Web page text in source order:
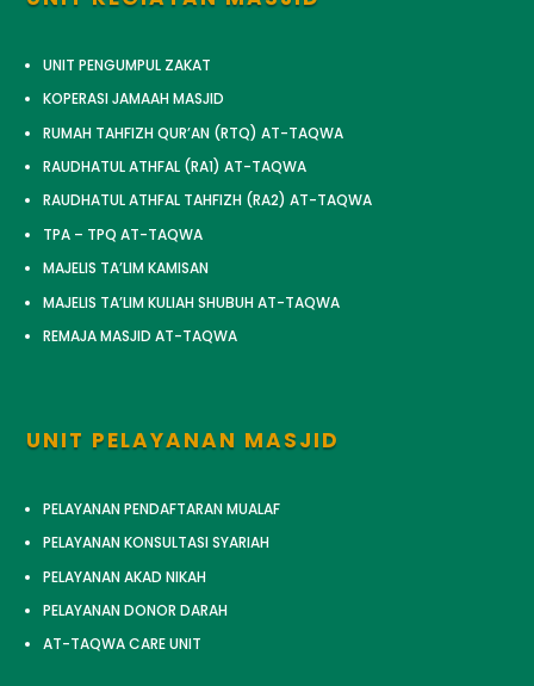
UNIT PENGUMPUL ZAKAT
KOPERASI JAMAAH MASJID
RUMAH TAHFIZH QUR’AN (RTQ) AT-TAQWA
RAUDHATUL ATHFAL (RA1) AT-TAQWA
RAUDHATUL ATHFAL TAHFIZH (RA2) AT-TAQWA
TPA – TPQ AT-TAQWA
MAJELIS TA’LIM KAMISAN
MAJELIS TA’LIM KULIAH SHUBUH AT-TAQWA
REMAJA MASJID AT-TAQWA
UNIT PELAYANAN MASJID
PELAYANAN PENDAFTARAN MUALAF
PELAYANAN KONSULTASI SYARIAH
PELAYANAN AKAD NIKAH
PELAYANAN DONOR DARAH
AT-TAQWA CARE UNIT